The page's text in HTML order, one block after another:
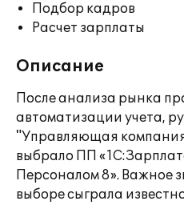
Подбор кадров
Расчет зарплаты
Описание
После анализа рынка
автоматизации учета,
"Управляющая
выбрало ПП
Персоналом 8». Важное
выборе сыграла